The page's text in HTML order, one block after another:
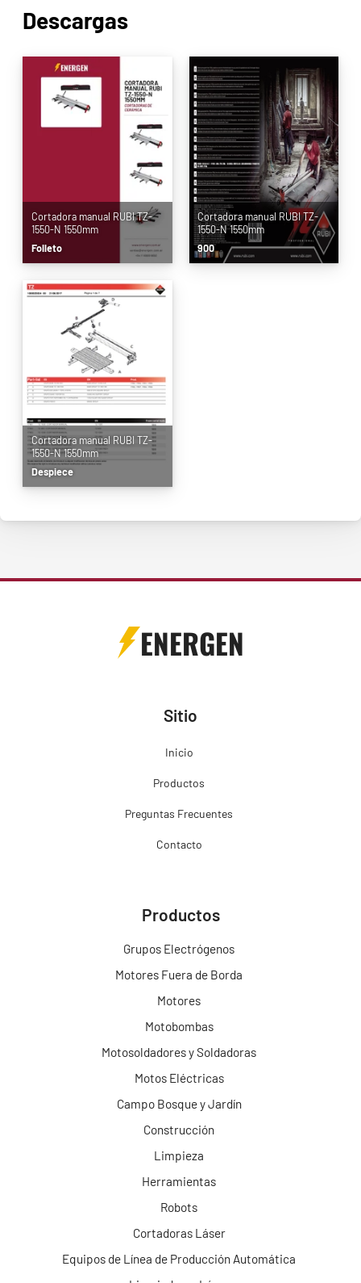
Descargas
Cortadora manual RUBI TZ-
1550-N 1550mm
Folleto
Cortadora manual RUBI TZ-
1550-N 1550mm
900
Cortadora manual RUBI TZ-
1550-N 1550mm
Despiece
ENERGEN
Sitio
Inicio
Productos
Preguntas Frecuentes
Contacto
Productos
Grupos Electrógenos
Motores Fuera de Borda
Motores
Motobombas
Motosoldadores y Soldadoras
Motos Eléctricas
Campo Bosque y Jardín
Construcción
Limpieza
Herramientas
Robots
Cortadoras Láser
Equipos de Línea de Producción Automática